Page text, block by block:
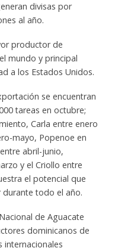
divisas por
al año.
productor de
mundo y principal
a los Estados Unidos.
se encuentran
tareas en octubre;
Carla entre enero
mayo, Popenoe en
abril-junio,
y el Criollo entre
el potencial que
todo el año.
de Aguacate
dominicanos de
internacionales